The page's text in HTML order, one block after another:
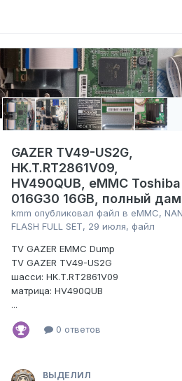
GAZER TV49-US2G,
HK.T.RT2861V09,
HV490QUB, eMMC Toshiba
016G30 16GB, полный
kmm опубликовал файл в eMMC,
FLASH FULL SET, 29 июля, файл
TV GAZER EMMC Dump
TV GAZER TV49-US2G
шасси: HK.T.RT2861V09
матрица: HV490QUB
...
0 ответов
ВЫДЕЛИЛ